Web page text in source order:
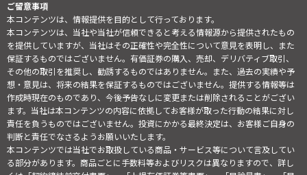
ご留意事項
本コンテンツは、情報提供を目的として行っております。
本コンテンツは、当社や当社が信頼できると考える情報源から提供されたもの
を提供していますが、当社はその正確性や完全性について意見を表明し、また
保証するものではございません。有価証券の購入、売却、デリバティブ取引、
その他の取引を推奨し、勧誘するものではありません。また、過去の実績や予
想・意見は、将来の結果を保証するものではございません。提供する情報等は
作成時現在のものであり、今後予告なしに変更または削除されることがござい
ます。当社は本コンテンツの内容に依拠してお客様が取った行動の結果に対し
責任を負うものではございません。投資にかかる最終決定は、お客様ご自身の
判断と責任でなさるようお願いいたします。
本コンテンツでは当社でお取扱している商品・サービス等について言及してい
る部分があります。商品ごとに手数料等およびリスクは異なりますので、詳し